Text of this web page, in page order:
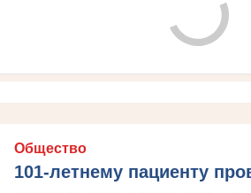
Общество
101-летнему пациенту